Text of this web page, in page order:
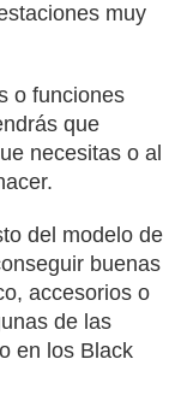
muy
o funciones
que
necesitas o al
del modelo de
buenas
accesorios o
de las
en los Black